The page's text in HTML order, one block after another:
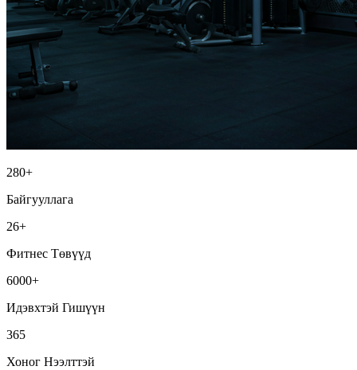
280+
Байгууллага
26+
Фитнес Төвүүд
6000+
Идэвхтэй Гишүүн
365
Хоног Нээлттэй